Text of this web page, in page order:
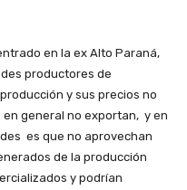
en la ex Alto Paraná,
productores de
y sus precios no
en general no exportan, y en
es que no aprovechan
de la producción
y podrían